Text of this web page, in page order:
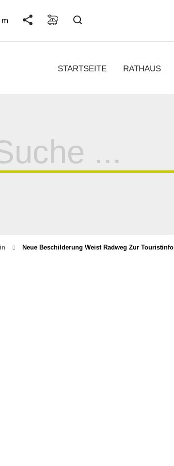
STARTSEITE RATHAUS
Neue Beschilderung Weist Radweg Zur Touristinfo